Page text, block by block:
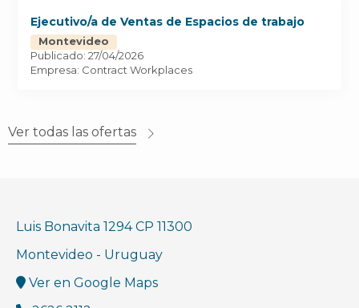
Ejecutivo/a de Ventas de Espacios de trabajo
Montevideo
Publicado: 27/04/2026
Empresa: Contract Workplaces
Ver todas las ofertas
Luis Bonavita 1294 CP 11300
Montevideo - Uruguay
Ver en Google Maps